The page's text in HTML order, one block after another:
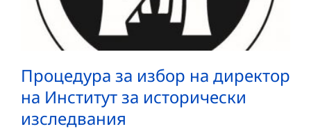
Процедура за избор на директор
на Институт за исторически
изследвания